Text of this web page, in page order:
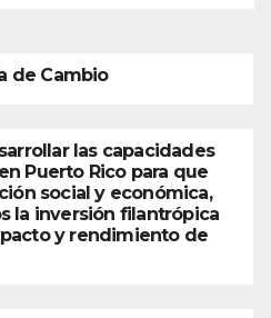
de Cambio
las capacidades
Puerto Rico para que
social y económica,
la inversión filantrópica
y rendimiento de